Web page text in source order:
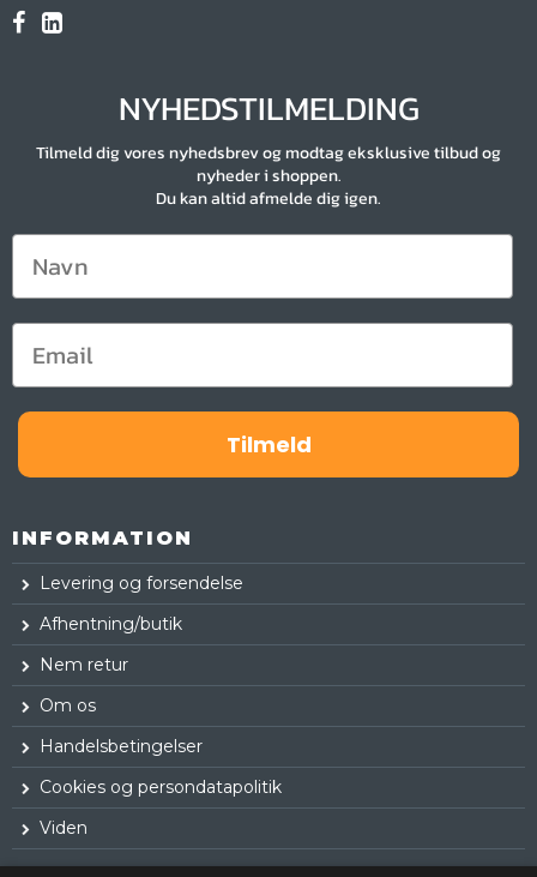
NYHEDSTILMELDING
Tilmeld dig vores nyhedsbrev og modtag eksklusive tilbud og
nyheder i shoppen.
Du kan altid afmelde dig igen.
Tilmeld
INFORMATION
Levering og forsendelse
Afhentning/butik
Nem retur
Om os
Handelsbetingelser
Cookies og persondatapolitik
Viden